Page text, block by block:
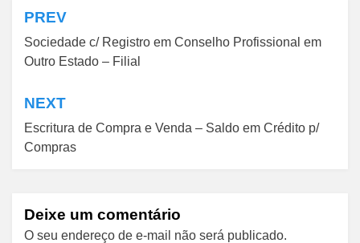
Navegação
de
PREV
Sociedade c/ Registro em Conselho Profissional em
Outro Estado – Filial
NEXT
Escritura de Compra e Venda – Saldo em Crédito p/
Compras
Deixe um comentário
O seu endereço de e-mail não será publicado.